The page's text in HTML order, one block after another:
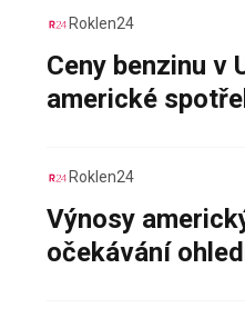
Roklen24
Ceny benzinu v
americké
Roklen24
Výnosy
očekávání